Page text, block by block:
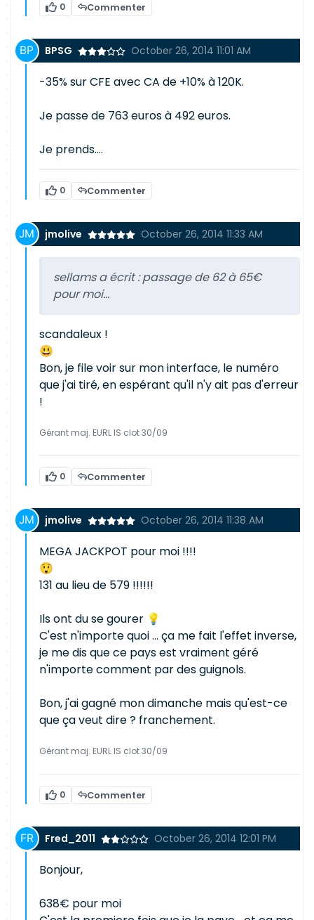
0 Commenter
BPSG October 26, 2014 11:01 AM
-35% sur CFE avec CA de +10% à 120K.
Je passe de 763 euros à 492 euros.
Je prends....
0 Commenter
jmolive October 26, 2014 11:33 AM
sellams a écrit :passage de 62 à 65€
pour moi...
scandaleux !
😃
Bon, je file voir sur mon interface, le numéro
que j'ai tiré, en espérant qu'il n'y ait pas d'erreur
!
Gérant maj. EURL IS clot 30/09
0 Commenter
jmolive October 26, 2014 11:38 AM
MEGA JACKPOT pour moi !!!!
😲
131 au lieu de 579 !!!!!!
Ils ont du se gourer 💡
C'est n'importe quoi ... ça me fait l'effet inverse,
je me dis que ce pays est vraiment géré
n'importe comment par des guignols.
Bon, j'ai gagné mon dimanche mais qu'est-ce
que ça veut dire ? franchement.
Gérant maj. EURL IS clot 30/09
0 Commenter
Fred_2011 October 26, 2014 12:01 PM
Bonjour,
638€ pour moi